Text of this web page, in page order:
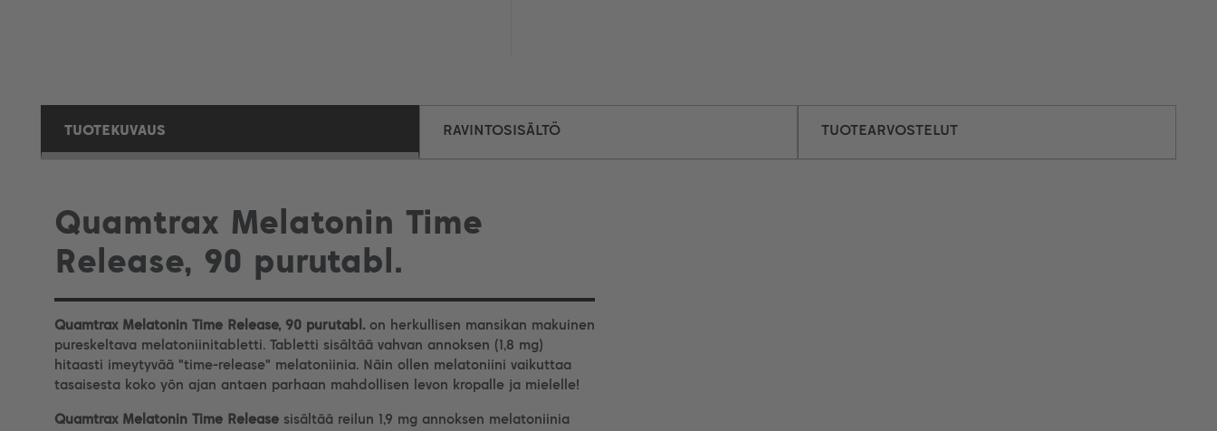
TUOTEKUVAUS RAVINTOSISÄLTÖ TUOTEARVOSTELUT
Quamtrax Melatonin Time
Release, 90 purutabl.
Quamtrax Melatonin Time Release, 90 purutabl. on herkullisen mansikan makuinen
pureskeltava melatoniinitabletti. Tabletti sisältää vahvan annoksen (1,8 mg)
hitaasti imeytyvää "time-release" melatoniinia. Näin ollen melatoniini vaikuttaa
tasaisesta koko yön ajan antaen parhaan mahdollisen levon kropalle ja mielelle!
Quamtrax Melatonin Time Release sisältää reilun 1,9 mg annoksen melatoniinia